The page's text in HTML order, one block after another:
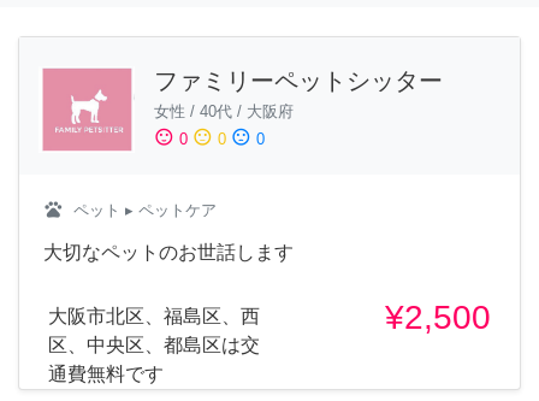
ファミリーペットシッター
女性 / 40代 / 大阪府
sentiment_satisfied 0 sentiment_neutral 0 sentiment_dissatisfied 0
pets ペット ▸ ペットケア
大切なペットのお世話します
大阪市北区、福島区、西
区、中央区、都島区は交
通費無料です
¥2,500